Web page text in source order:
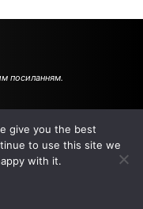
посиланням.
РЕКЛАМА НА САЙТІ
give you the best
to use this site we
with it.